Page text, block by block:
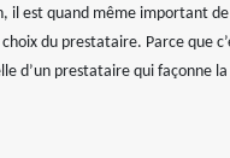
il est quand même important
du prestataire. Parce que
d’un prestataire qui façonne